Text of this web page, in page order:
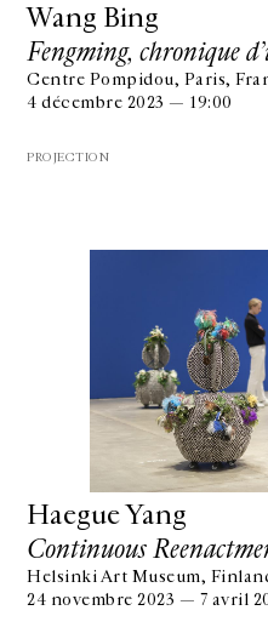
Wang Bing
Fengming, chronique
Centre Pompidou, Paris,
4 décembre 2023 — 19:00
PROJECTION
Haegue Yang
Continuous
Helsinki Art Museum,
24 novembre 2023 — 7 avril